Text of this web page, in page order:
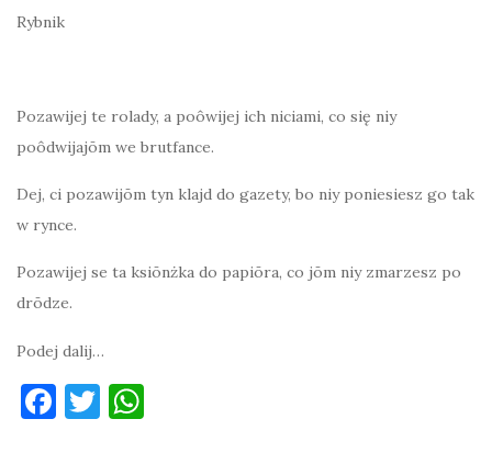
Rybnik
Pozawijej te rolady, a poôwijej ich niciami, co się niy
poôdwijajōm we brutfance.
Dej, ci pozawijōm tyn klajd do gazety, bo niy poniesiesz go tak
w rynce.
Pozawijej se ta ksiōnżka do papiōra, co jōm niy zmarzesz po
drōdze.
Podej dalij…
F T